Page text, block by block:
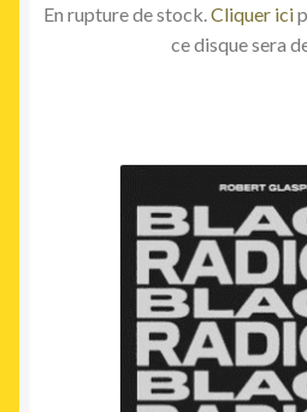
En rupture de stock. Cliquer ici
ce disque sera